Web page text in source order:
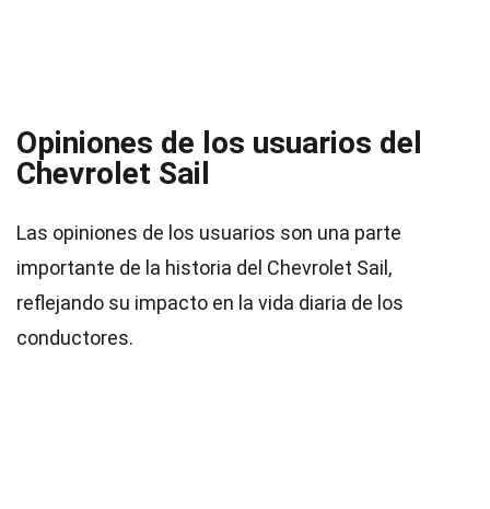
Opiniones de los usuarios del
Chevrolet Sail
Las opiniones de los usuarios son una parte
importante de la historia del Chevrolet Sail,
reflejando su impacto en la vida diaria de los
conductores.